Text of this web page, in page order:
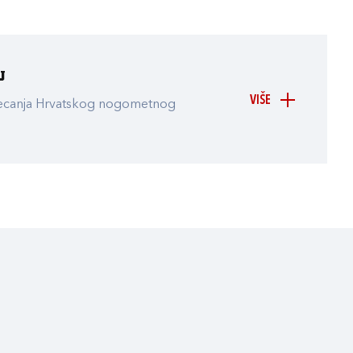
VIŠE
Hrvatskog nogometnog